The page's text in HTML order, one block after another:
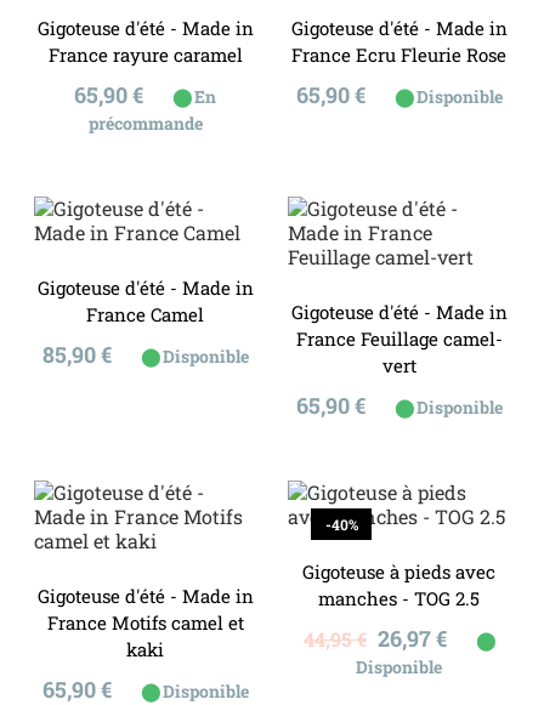
Gigoteuse d'été - Made in
France rayure caramel
Prix
65,90 € ⬤En
précommande
Gigoteuse d'été - Made in
France Ecru Fleurie Rose
Prix
65,90 € ⬤Disponible
Gigoteuse d'été - Made in
France Camel
Prix
85,90 € ⬤Disponible
Gigoteuse d'été - Made in
France Feuillage camel-
vert
Prix
65,90 € ⬤Disponible
Gigoteuse d'été - Made in
France Motifs camel et
kaki
Prix
65,90 € ⬤Disponible
Gigoteuse à pieds avec
manches - TOG 2.5
Prix
44,95 €
-40%
Prix
26,97 € ⬤
Disponible